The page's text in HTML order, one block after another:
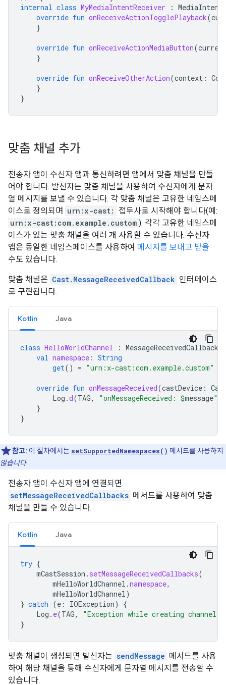
internal class MyMediaIntentReceiver :
override fun onReceiveActionTogglePlayback(
}
override fun onReceiveActionMediaButton(
}
override fun onReceiveOtherAction(context :
}
}
맞춤 채널 추가
전송자 앱이 수신자 앱과 통신하려면 앱에서 맞춤 채널을 만들
어야 합니다. 발신자는 맞춤 채널을 사용하여 수신자에게 문자
열 메시지를 보낼 수 있습니다. 각 맞춤 채널은 고유한 네임스페
이스로 정의되며
urn:x-cast:
접두사로 시작해야 합니다(예:
urn:x-cast:com.example.custom ). 각각 고유한 네임스페
이스가 있는 맞춤 채널을 여러 개 사용할 수 있습니다. 수신자
앱은 동일한 네임스페이스를 사용하여 메시지를 보내고 받을
수도 있습니다.
맞춤 채널은 Cast.MessageReceivedCallback 인터페이스
로 구현됩니다.
Kotlin Java
class HelloWorldChannel : MessageReceivedCallback
val namespace : String
get() = "urn:x-cast:com.example.custom"
override fun onMessageReceived(castDevice :
Log .d(TAG, "onMessageReceived: $message"
}
}
참고: 이 절차에서는 setSupportedNamespaces() 메서드를 사용하지
않습니다.
전송자 앱이 수신자 앱에 연결되면
setMessageReceivedCallbacks 메서드를 사용하여 맞춤
채널을 만들 수 있습니다.
Kotlin Java
try {
mCastSession . setMessageReceivedCallbacks(
mHelloWorldChannel .namespace,
mHelloWorldChannel)
} catch (e : IOException)
{
Log . e(TAG, "Exception while creating channel"
}
맞춤 채널이 생성되면 발신자는 sendMessage 메서드를 사용
하여 해당 채널을 통해 수신자에게 문자열 메시지를 전송할 수
있습니다.